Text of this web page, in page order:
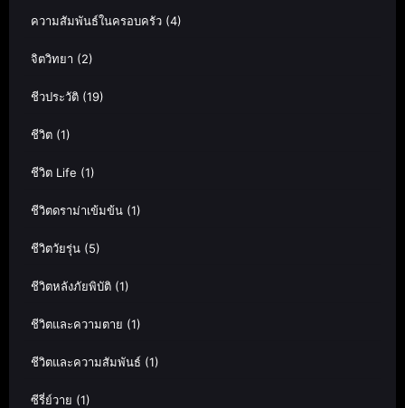
ความสัมพันธ์ในครอบครัว (4)
จิตวิทยา (2)
ชีวประวัติ (19)
ชีวิต (1)
ชีวิต Life (1)
ชีวิตดราม่าเข้มข้น (1)
ชีวิตวัยรุ่น (5)
ชีวิตหลังภัยพิบัติ (1)
ชีวิตและความตาย (1)
ชีวิตและความสัมพันธ์ (1)
ซีรี่ย์วาย (1)